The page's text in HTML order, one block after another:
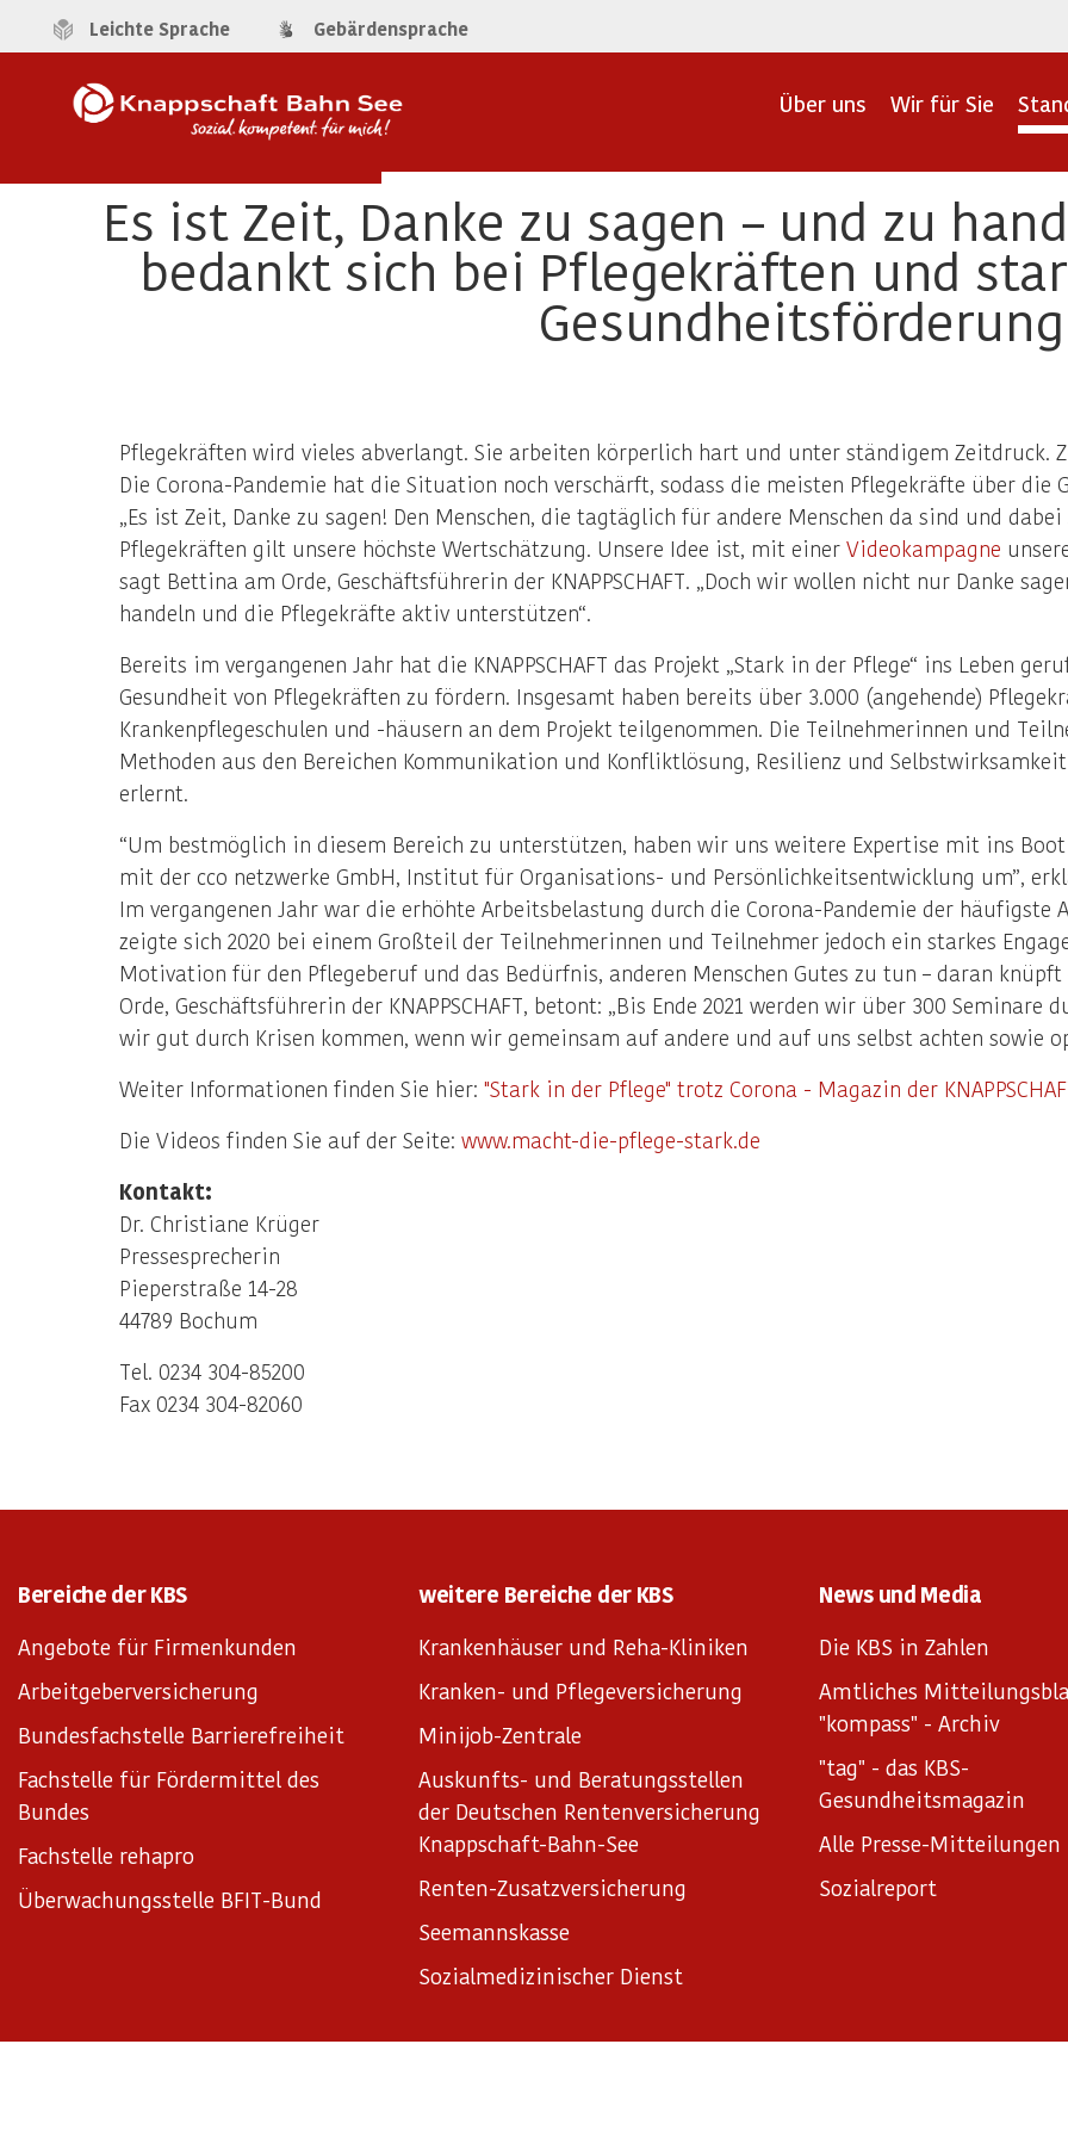
Leichte Sprache Gebärdensprache
Über uns Wir für Sie
Es ist Zeit, Danke zu sagen – und zu
bedankt sich bei Pflegekräften und
Gesundheitsförderung
Pflegekräften wird vieles abverlangt. Sie arbeiten körperlich hart und unter ständigem Zeitdruck.
Die Corona-Pandemie hat die Situation noch verschärft, sodass die meisten Pflegekräfte über die
„Es ist Zeit, Danke zu sagen! Den Menschen, die tagtäglich für andere Menschen da sind und
Pflegekräften gilt unsere höchste Wertschätzung. Unsere Idee ist, mit einer Videokampagne
sagt Bettina am Orde, Geschäftsführerin der KNAPPSCHAFT. „Doch wir wollen nicht nur Danke
handeln und die Pflegekräfte aktiv unterstützen“.
Bereits im vergangenen Jahr hat die KNAPPSCHAFT das Projekt „Stark in der Pflege“ ins Leben
Gesundheit von Pflegekräften zu fördern. Insgesamt haben bereits über 3.000 (angehende)
Krankenpflegeschulen und -häusern an dem Projekt teilgenommen. Die Teilnehmerinnen und
Methoden aus den Bereichen Kommunikation und Konfliktlösung, Resilienz und
erlernt.
“Um bestmöglich in diesem Bereich zu unterstützen, haben wir uns weitere Expertise mit ins
mit der cco netzwerke GmbH, Institut für Organisations- und Persönlichkeitsentwicklung um”,
Im vergangenen Jahr war die erhöhte Arbeitsbelastung durch die Corona-Pandemie der häufigste
zeigte sich 2020 bei einem Großteil der Teilnehmerinnen und Teilnehmer jedoch ein starkes
Motivation für den Pflegeberuf und das Bedürfnis, anderen Menschen Gutes zu tun – daran
Orde, Geschäftsführerin der KNAPPSCHAFT, betont: „Bis Ende 2021 werden wir über 300
wir gut durch Krisen kommen, wenn wir gemeinsam auf andere und auf uns selbst achten sowie
Weiter Informationen finden Sie hier: "Stark in der Pflege" trotz Corona - Magazin der
Die Videos finden Sie auf der Seite: www.macht-die-pflege-stark.de
Kontakt:
Dr. Christiane Krüger
Pressesprecherin
Pieperstraße 14-28
44789 Bochum
Tel. 0234 304-85200
Fax 0234 304-82060
Bereiche der KBS
Angebote für Firmenkunden
Arbeitgeberversicherung
Bundesfachstelle Barrierefreiheit
Fachstelle für Fördermittel des
Bundes
Fachstelle rehapro
Überwachungsstelle BFIT-Bund
weitere Bereiche der KBS
Krankenhäuser und Reha-Kliniken
Kranken- und Pflegeversicherung
Minijob-Zentrale
Auskunfts- und Beratungsstellen
der Deutschen Rentenversicherung
Knappschaft-Bahn-See
Renten-Zusatzversicherung
Seemannskasse
Sozialmedizinischer Dienst
News und Media
Die KBS in Zahlen
Amtliches
"kompass" - Archiv
"tag" - das KBS-
Gesundheitsmagazin
Alle Presse-Mitteilungen
Sozialreport